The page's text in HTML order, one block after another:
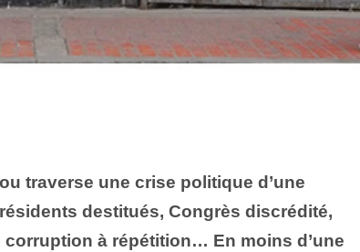
traverse une crise politique d’une
destitués, Congrès discrédité,
à répétition… En moins d’une